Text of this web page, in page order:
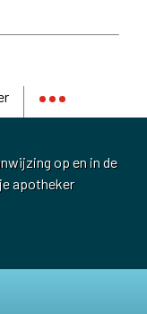
op en in de
apotheker